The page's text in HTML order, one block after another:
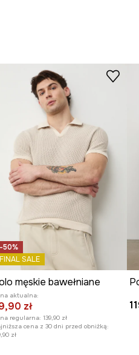
-50%
FINAL SALE
męskie bawełniane
aktualna:
zł
regularna: 139,90 zł
cena z 30 dni przed obniżką:
zł